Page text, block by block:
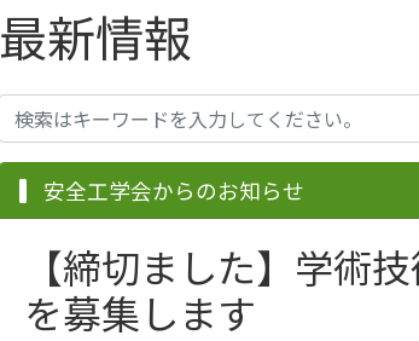
最新情報
安全工学会からのお知らせ
【締切ました】学術
を募集します